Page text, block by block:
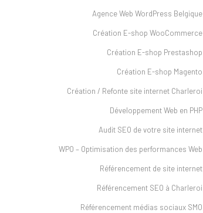
Agence Web WordPress Belgique
Création E-shop WooCommerce
Création E-shop Prestashop
Création E-shop Magento
Création / Refonte site internet Charleroi
Développement Web en PHP
Audit SEO de votre site internet
WPO – Optimisation des performances Web
Référencement de site internet
Référencement SEO à Charleroi
Référencement médias sociaux SMO